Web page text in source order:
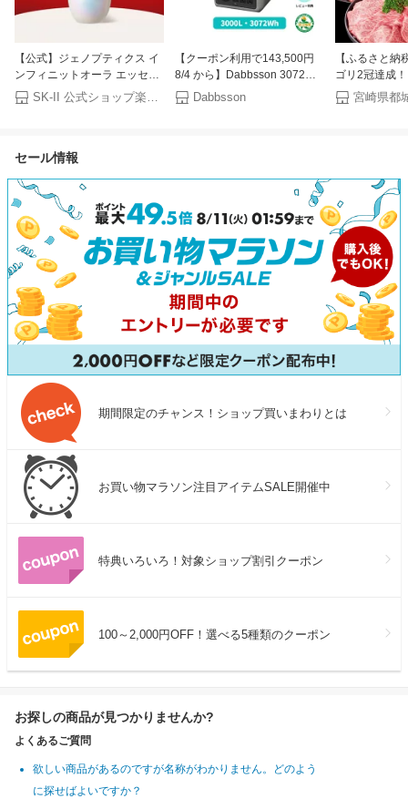
【公式】ジェノプティクス イ
ンフィニットオーラ エッセン
ス 30mL、50mL、75mL｜SK-
2 / SK-II（エスケーツー） 正
女性 化粧品 コスメ 妻 誕生日
SK-II 公式ショップ楽天市場店
【クーポン利用で143,500円
8/4 から】Dabbsson 3072Wh
ポータブル電源 3000L 3000W
半固体リン酸鉄リチウム 高出
Dabbsson
【ふるさと納
ゴリ2冠達成
部位＆カット
り)or(赤身の
【宮崎県都城
宮崎県都
セール情報
期間限定のチャンス！ショップ買いまわりとは
お買い物マラソン注目アイテムSALE開催中
特典いろいろ！対象ショップ割引クーポン
100～2,000円OFF！選べる5種類のクーポン
お探しの商品が見つかりませんか?
よくあるご質問
欲しい商品があるのですが名称がわかりません。どのよう
に探せばよいですか？